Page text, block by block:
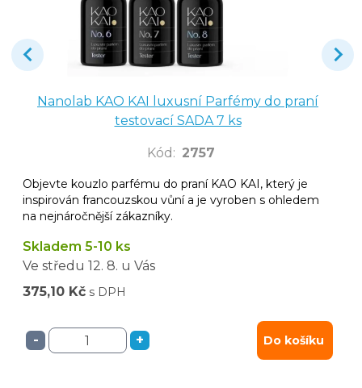
Nanolab KAO KAI luxusní Parfémy do praní
testovací SADA 7 ks
Kód : 2757
Objevte kouzlo parfému do praní KAO KAI, který je
inspirován francouzskou vůní a je vyroben s ohledem
na nejnáročnější zákazníky.
Skladem 5-10 ks
Ve středu 12. 8. u Vás
375,10 Kč s DPH
- + Do košíku